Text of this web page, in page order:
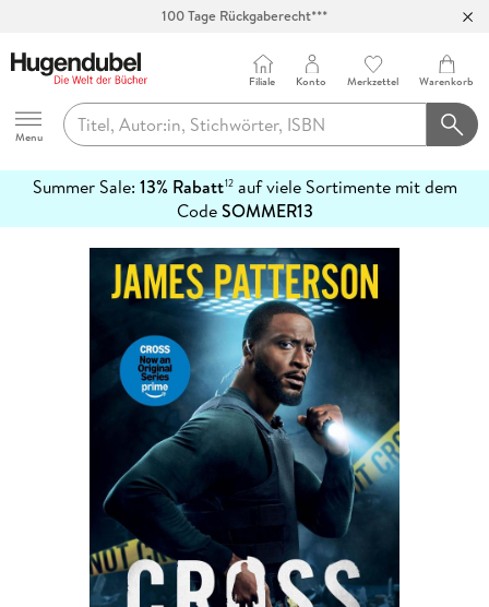
100 Tage Rückgaberecht***
Hugendubel
Menu
Filiale Konto Merkzettel Warenkorb
Summer Sale: 13% Rabatt12auf viele Sortimente mit dem
CodeSOMMER13
erfahren